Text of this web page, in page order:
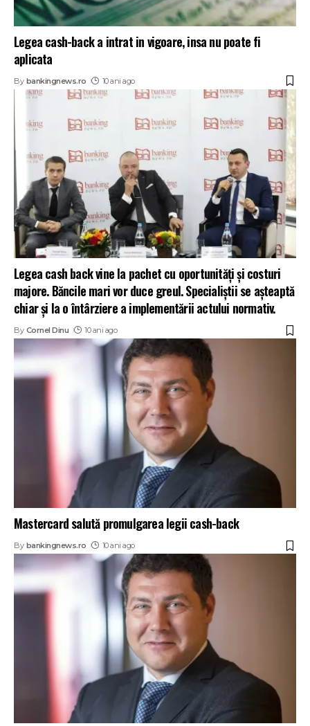
Legea cash-back a intrat in vigoare, insa nu poate fi
aplicata
By bankingnews.ro 10 ani ago
Legea cash back vine la pachet cu oportunităţi şi costuri
majore. Băncile mari vor duce greul. Specialiştii se aşteaptă
chiar şi la o întârziere a implementării actului normativ.
By Cornel Dinu 10 ani ago
Mastercard salută promulgarea legii cash-back
By bankingnews.ro 10 ani ago